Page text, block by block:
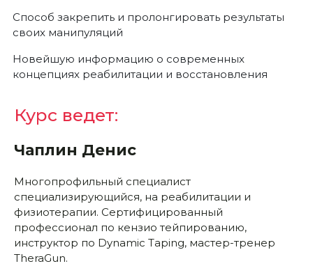
Способ закрепить и пролонгировать результаты
своих манипуляций
Новейшую информацию о современных
концепциях реабилитации и восстановления
Курс ведет:
Чаплин Денис
Многопрофильный специалист
специализирующийся, на реабилитации и
физиотерапии. Сертифицированный
профессионал по кензио тейпированию,
инструктор по Dynamic Taping, мастер-тренер
TheraGun.